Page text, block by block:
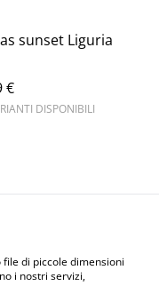
sunset Liguria
€
DISPONIBILI
Terms and
di piccole dimensioni
i nostri servizi,